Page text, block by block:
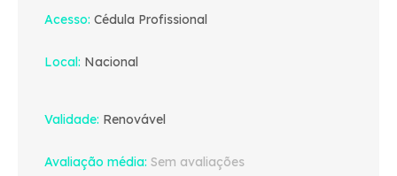
Acesso Cédula Profissional
Local Nacional
Validade Renovável
Avaliação média Sem avaliações